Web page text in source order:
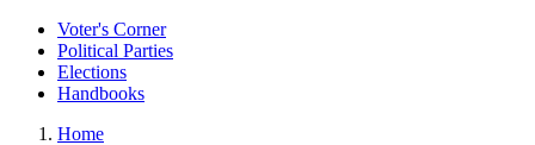
Voter's Corner
Political Parties
Elections
Handbooks
Home